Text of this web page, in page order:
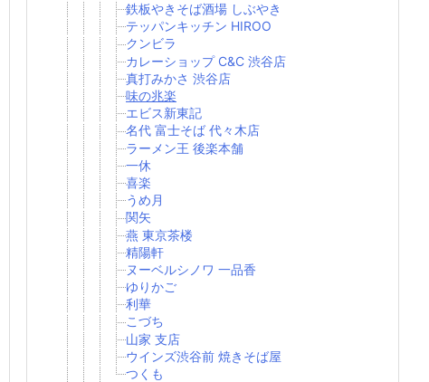
鉄板やきそば酒場 しぶやき
テッパンキッチン HIROO
クンビラ
カレーショップ C&C 渋谷店
真打みかさ 渋谷店
味の兆楽
エビス新東記
名代 富士そば 代々木店
ラーメン王 後楽本舗
一休
喜楽
うめ月
関矢
燕 東京茶楼
精陽軒
ヌーベルシノワ 一品香
ゆりかご
利華
こづち
山家 支店
ウインズ渋谷前 焼きそば屋
つくも